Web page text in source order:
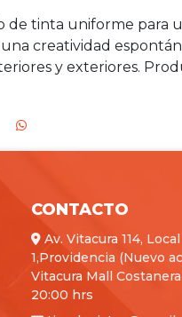
de tinta uniforme para
creatividad
y exteriores.
CONTACTO
Av. Vitacura 114,
1,Providencia (Nuevo
Vitacura Mall
20:00 hrs